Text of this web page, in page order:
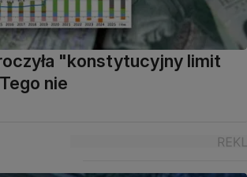
"konstytucyjny limit
nie